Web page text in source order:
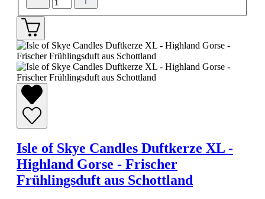
Isle of Skye Candles Duftkerze XL -
Highland Gorse - Frischer
Frühlingsduft aus Schottland